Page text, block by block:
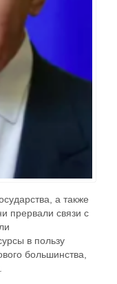
а также
прервали связи с
в пользу
большинства,